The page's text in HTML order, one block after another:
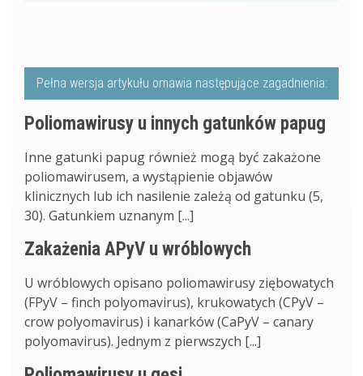
Pełna wersja artykułu omawia następujące zagadnienia:
Poliomawirusy u innych gatunków papug
Inne gatunki papug również mogą być zakażone
poliomawirusem, a wystąpienie objawów
klinicznych lub ich nasilenie zależą od gatunku (5,
30). Gatunkiem uznanym [...]
Zakażenia APyV u wróblowych
U wróblowych opisano poliomawirusy ziębowatych
(FPyV – finch polyomavirus), krukowatych (CPyV –
crow polyomavirus) i kanarków (CaPyV – canary
polyomavirus). Jednym z pierwszych [...]